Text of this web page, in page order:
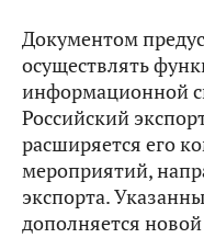
Документом
осуществлять
информационной
Российский
расширяется его
мероприятий,
экспорта.
дополняется новой